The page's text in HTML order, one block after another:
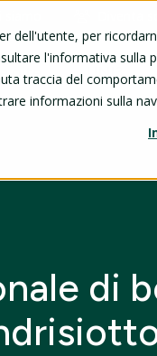
dell'utente, per
l'informativa sulla
traccia del
informazioni sulla
gite UNI3
di